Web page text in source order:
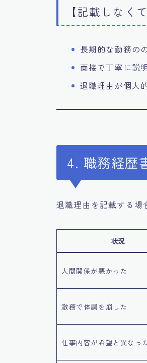
【記載しなく
長期的な勤務の
面接で丁寧に説
退職理由が個人
4. 職務経歴
退職理由を記載する場
状況
人間関係が悪かった
激務で体調を崩した
仕事内容が希望と異なっ